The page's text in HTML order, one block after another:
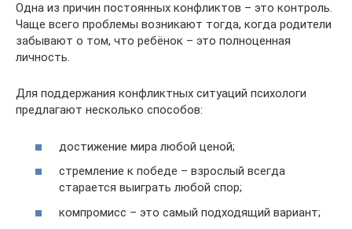
Одна из причин постоянных конфликтов – это контроль.
Чаще всего проблемы возникают тогда, когда родители
забывают о том, что ребёнок – это полноценная
личность.
Для поддержания конфликтных ситуаций психологи
предлагают несколько способов:
достижение мира любой ценой;
стремление к победе – взрослый всегда
старается выиграть любой спор;
компромисс – это самый подходящий вариант;